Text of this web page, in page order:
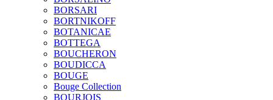
BORSARI
BORTNIKOFF
BOTANICAE
BOTTEGA
BOUCHERON
BOUDICCA
BOUGE
Bouge Collection
BOURJOIS